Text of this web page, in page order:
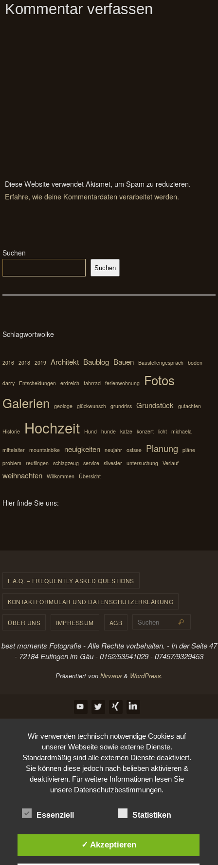
Kommentar verfassen
Diese Website verwendet Akismet, um Spam zu reduzieren.
Erfahre, wie deine Kommentardaten verarbeitet werden.
Suchen
Suchen
Schlagwortwolke
2016 2018 2019 Architekt Baublog Bauen Baustellengespräch boden
darry Entscheidungen erdreich fahrrad ferienwohnung
Fotos
Galerien
geologe glückwunsch grundriss Grundstück gutachten
Historie Hochzeit Hund hunde katze konzert licht michaela
mittelalter mountainbike neuigkeiten neujahr ostsee Planung
pläne
problem
reutlingen schlagzeug service silvester untersuchung Verlauf
weihnachten Willkommen Übersicht
Hier finde Sie uns:
F.A.Q. – FREQUENTLY ASKED QUESTIONS
KONTAKTFORMULAR UND DATENSCHUTZERKLÄRUNG
ÜBER UNS IMPRESSUM AGB Suchen
best moments Fotografie - Alle Rechte vorbehalten. - In der Seite 47
- 72184 Eutingen im Gäu - 0152/53541029 - 07457/9329453
Präsentiert von Nirvana& WordPress.
Wir verwenden technisch notwendige Cookies auf
unserer Webseite sowie externe Dienste.
Standardmäßig sind alle externen Dienste deaktiviert.
Sie können diese jedoch nach belieben aktivieren &
deaktivieren. Für weitere Informationen lesen Sie
unsere Datenschutzbestimmungen.
Essenziell Statistiken
✓ Akzeptieren